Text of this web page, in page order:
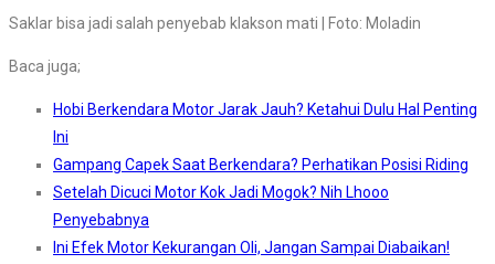
Saklar bisa jadi salah penyebab klakson mati | Foto: Moladin
Baca juga;
Hobi Berkendara Motor Jarak Jauh? Ketahui Dulu Hal Penting
Ini
Gampang Capek Saat Berkendara? Perhatikan Posisi Riding
Setelah Dicuci Motor Kok Jadi Mogok? Nih Lhooo
Penyebabnya
Ini Efek Motor Kekurangan Oli, Jangan Sampai Diabaikan!